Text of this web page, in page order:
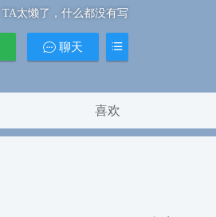
TA太懒了，什么都没有写
聊天
喜欢